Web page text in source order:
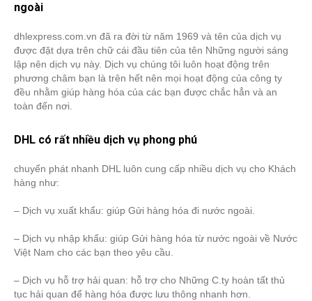
ngoài
dhlexpress.com.vn đã ra đời từ năm 1969 và tên của dịch vụ
được đặt dựa trên chữ cái đầu tiên của tên Những người sáng
lập nên dịch vụ này. Dịch vụ chúng tôi luôn hoạt động trên
phương châm bạn là trên hết nên mọi hoạt động của công ty
đều nhằm giúp hàng hóa của các bạn được chắc hẳn và an
toàn đến nơi.
DHL có rất nhiều dịch vụ phong phú
chuyển phát nhanh DHL luôn cung cấp nhiều dịch vụ cho Khách
hàng như:
– Dịch vụ xuất khẩu: giúp Gửi hàng hóa đi nước ngoài.
– Dịch vụ nhập khẩu: giúp Gửi hàng hóa từ nước ngoài về Nước
Việt Nam cho các bạn theo yêu cầu.
– Dịch vụ hỗ trợ hải quan: hỗ trợ cho Những C.ty hoàn tất thủ
tục hải quan để hàng hóa được lưu thông nhanh hơn.